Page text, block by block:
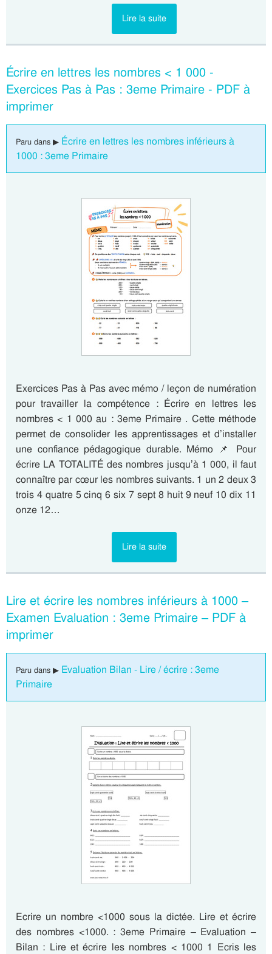
Lire la suite
Écrire en lettres les nombres < 1 000 -
Exercices Pas à Pas : 3eme Primaire - PDF à
imprimer
Paru dans ▶ Écrire en lettres les nombres inférieurs à
1000 : 3eme Primaire
Exercices Pas à Pas avec mémo / leçon de numération
pour travailler la compétence : Écrire en lettres les
nombres < 1 000 au : 3eme Primaire . Cette méthode
permet de consolider les apprentissages et d’installer
une confiance pédagogique durable. Mémo 📌 Pour
écrire LA TOTALITÉ des nombres jusqu’à 1 000, il faut
connaître par cœur les nombres suivants. 1 un 2 deux 3
trois 4 quatre 5 cinq 6 six 7 sept 8 huit 9 neuf 10 dix 11
onze 12…
Lire la suite
Lire et écrire les nombres inférieurs à 1000 –
Examen Evaluation : 3eme Primaire – PDF à
imprimer
Paru dans ▶ Evaluation Bilan - Lire / écrire : 3eme
Primaire
Ecrire un nombre <1000 sous la dictée. Lire et écrire
des nombres <1000. : 3eme Primaire – Evaluation –
Bilan : Lire et écrire les nombres < 1000 1 Ecris les